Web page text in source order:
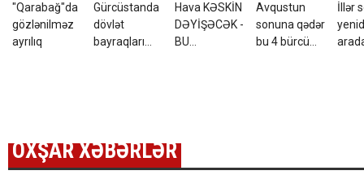
"Qarabağ"da
gözlənilməz
ayrılıq
Gürcüstanda
dövlət
bayraqları
Hava KƏSKİN
DƏYİŞƏCƏK -
BU
Avqustun
sonuna qədər
bu 4 bürcü
İllər
OXŞAR XƏBƏRLƏR